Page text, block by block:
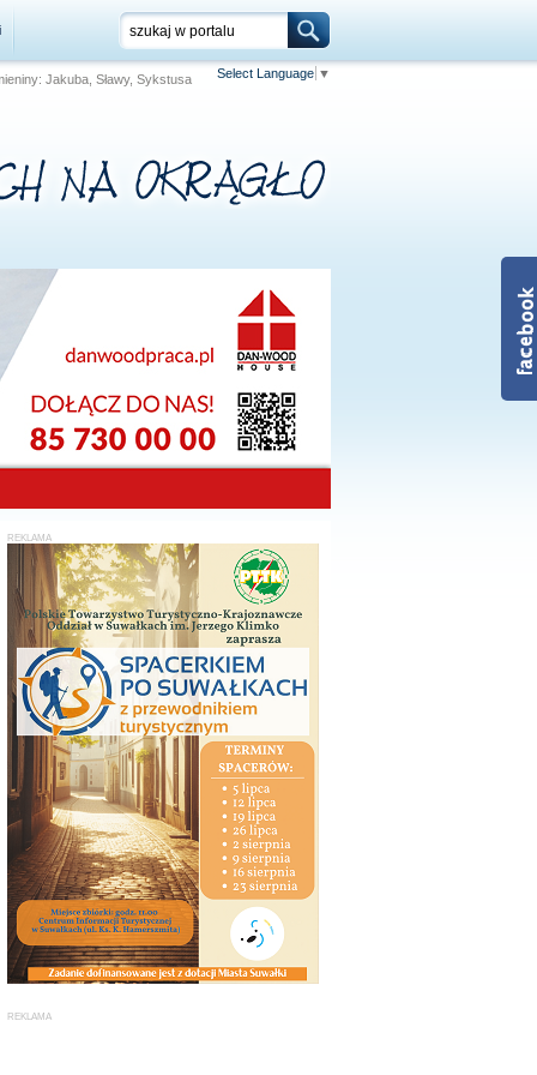
Jakuba, Sławy, Sykstusa Select Language ▼